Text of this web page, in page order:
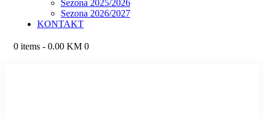
Sezona 2025/2026
Sezona 2026/2027
KONTAKT
0 items - 0.00 KM 0